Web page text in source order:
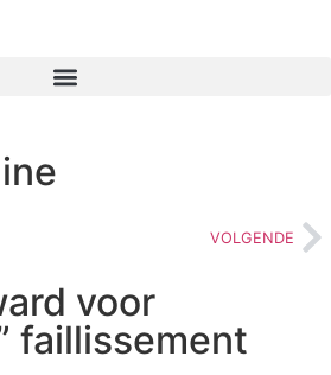
VOLGENDE
voor
faillissement